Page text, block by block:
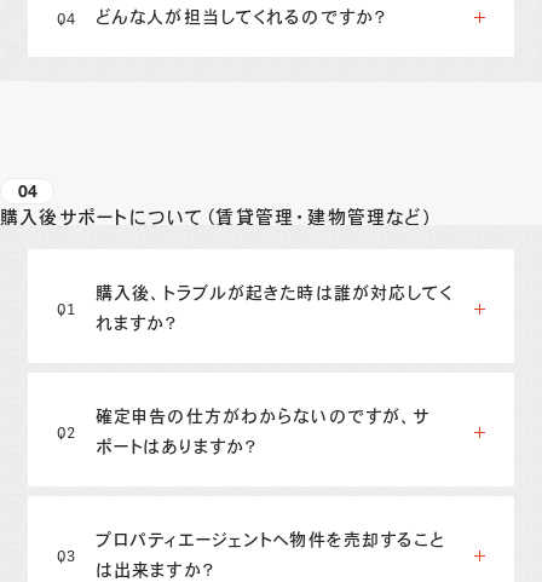
どんな人が担当してくれるのですか？
04
購入後サポートについて（賃貸管理・建物管理など）
購入後、トラブルが起きた時は誰が対応してく
れますか？
確定申告の仕方がわからないのですが、サ
ポートはありますか？
プロパティエージェントへ物件を売却すること
は出来ますか？